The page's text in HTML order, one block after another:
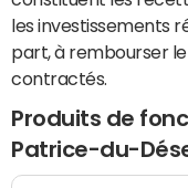
les investissements
part, à rembourser
contractés.
Produits de
Patrice-du-